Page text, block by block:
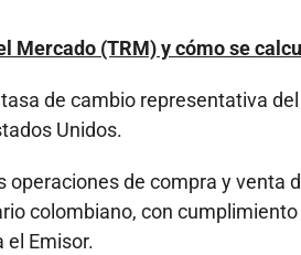
Mercado (TRM) y cómo se
de cambio representativa
Unidos.
operaciones de compra y
colombiano, con
el Emisor.